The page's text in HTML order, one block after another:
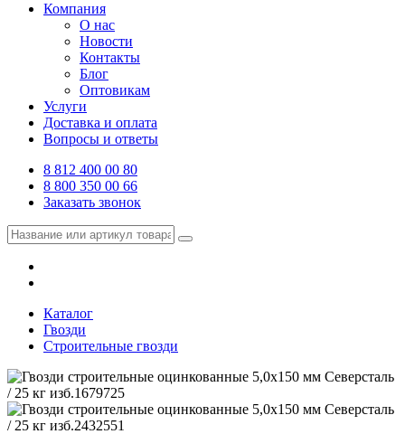
Компания
О нас
Новости
Контакты
Блог
Оптовикам
Услуги
Доставка и оплата
Вопросы и ответы
8 812 400 00 80
8 800 350 00 66
Заказать звонок
Каталог
Гвозди
Строительные гвозди